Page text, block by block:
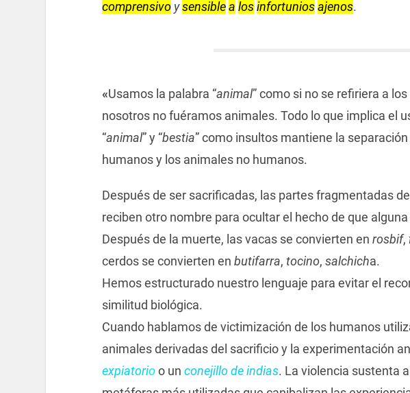
comprensivoysensiblea losinfortuniosajenos.
«Usamos la palabra “animal” como si no se refiriera a
nosotros no fuéramos animales. Todo lo que implica el
“animal” y “bestia” como insultos mantiene la
humanos y los animales no humanos.
Después de ser sacrificadas, las partes fragmentadas
reciben otro nombre para ocultar el hecho de que
Después de la muerte, las vacas se convierten en rosbif,
cerdos se convierten en butifarra, tocino, salchicha.
Hemos estructurado nuestro lenguaje para evitar el
similitud biológica.
Cuando hablamos de victimización de los humanos
animales derivadas del sacrificio y la experimentación
expiatorioo un conejillo de indias. La violencia sustenta